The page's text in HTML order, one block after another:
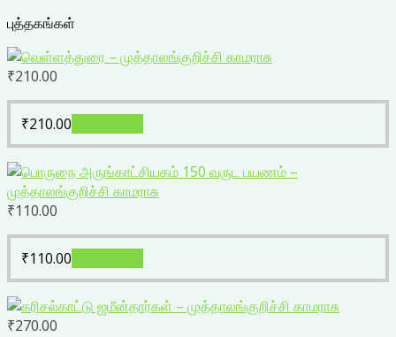
புத்தகங்கள்
₹210.00
₹210.00
₹110.00
₹110.00
₹270.00